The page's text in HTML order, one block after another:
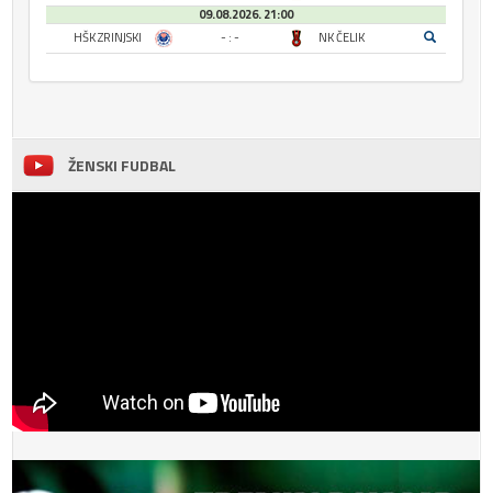
09.08.2026. 21:00
HŠK ZRINJSKI
- : - NK ČELIK
ŽENSKI FUDBAL